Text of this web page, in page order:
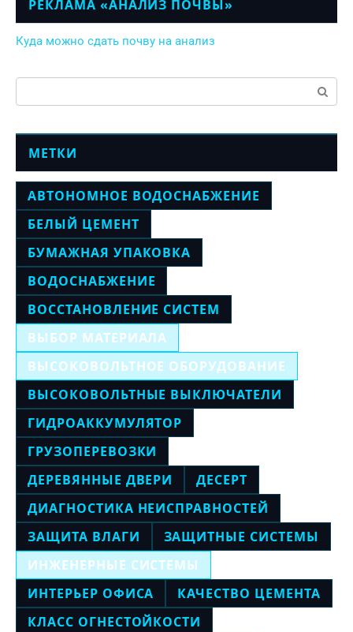
РЕКЛАМА «АНАЛИЗ ПОЧВЫ»
Куда можно сдать почву на анализ
Поиск:
МЕТКИ
АВТОНОМНОЕ ВОДОСНАБЖЕНИЕ
БЕЛЫЙ ЦЕМЕНТ
БУМАЖНАЯ УПАКОВКА
ВОДОСНАБЖЕНИЕ
ВОССТАНОВЛЕНИЕ СИСТЕМ
ВЫБОР МАТЕРИАЛА
ВЫСОКОВОЛЬТНОЕ ОБОРУДОВАНИЕ
ВЫСОКОВОЛЬТНЫЕ ВЫКЛЮЧАТЕЛИ
ГИДРОАККУМУЛЯТОР
ГРУЗОПЕРЕВОЗКИ
ДЕРЕВЯННЫЕ ДВЕРИ
ДЕСЕРТ
ДИАГНОСТИКА НЕИСПРАВНОСТЕЙ
ЗАЩИТА ВЛАГИ
ЗАЩИТНЫЕ СИСТЕМЫ
ИНЖЕНЕРНЫЕ СИСТЕМЫ
ИНТЕРЬЕР ОФИСА
КАЧЕСТВО ЦЕМЕНТА
КЛАСС ОГНЕСТОЙКОСТИ